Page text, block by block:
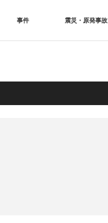
事件 震災・原発事故